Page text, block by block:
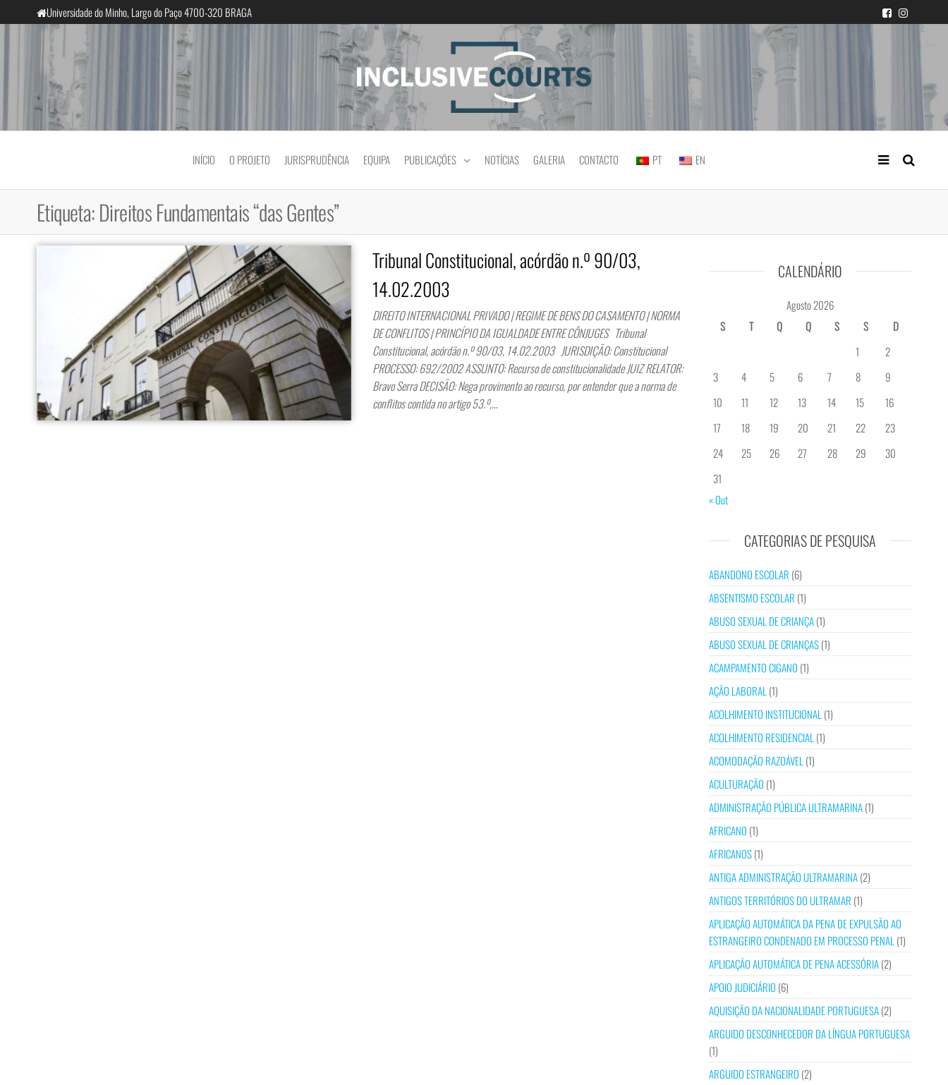
para
Universidade do Minho, Largo do Paço 4700-320 BRAGA
InclusiveCourts Igualdade e diferença cultural na prática judicial portuguesa
INÍCIO O PROJETO JURISPRUDÊNCIA EQUIPA PUBLICAÇÕES NOTÍCIAS GALERIA CONTACTO PT EN
Etiqueta:Direitos Fundamentais “das Gentes”
Tribunal Constitucional, acórdão n.º 90/03,
14.02.2003
DIREITO INTERNACIONAL PRIVADO | REGIME DE BENS DO CASAMENTO | NORMA
DE CONFLITOS | PRINCÍPIO DA IGUALDADE ENTRE CÔNJUGES Tribunal
Constitucional, acórdão n.º 90/03, 14.02.2003 JURISDIÇÃO: Constitucional
PROCESSO: 692/2002 ASSUNTO: Recurso de constitucionalidade JUIZ RELATOR:
Bravo Serra DECISÃO: Nega provimento ao recurso, por entender que a norma de
conflitos contida no artigo 53.º,…
CALENDÁRIO
Agosto 2026
S
T Q Q S S
D
1
2
3
4 5 6 7 8
9
10
11 12 13 14 15
16
17
18 19 20 21 22
23
24
25 26 27 28 29
30
31
« Out
CATEGORIAS DE PESQUISA
ABANDONO ESCOLAR (6)
ABSENTISMO ESCOLAR (1)
ABUSO SEXUAL DE CRIANÇA(1)
ABUSO SEXUAL DE CRIANÇAS(1)
ACAMPAMENTO CIGANO (1)
AÇÃO LABORAL (1)
ACOLHIMENTO INSTITUCIONAL (1)
ACOLHIMENTO RESIDENCIAL (1)
ACOMODAÇÃO RAZOÁVEL (1)
ACULTURAÇÃO (1)
ADMINISTRAÇÃO PÚBLICA ULTRAMARINA(1)
AFRICANO (1)
AFRICANOS(1)
ANTIGA ADMINISTRAÇÃO ULTRAMARINA(2)
ANTIGOS TERRITÓRIOS DO ULTRAMAR (1)
APLICAÇÃO AUTOMÁTICA DA PENA DE EXPULSÃO AO
ESTRANGEIRO CONDENADO EM PROCESSO PENAL (1)
APLICAÇÃO AUTOMÁTICA DE PENA ACESSÓRIA(2)
APOIO JUDICIÁRIO (6)
AQUISIÇÃO DA NACIONALIDADE PORTUGUESA(2)
ARGUIDO DESCONHECEDOR DA LÍNGUA PORTUGUESA
(1)
ARGUIDO ESTRANGEIRO (2)